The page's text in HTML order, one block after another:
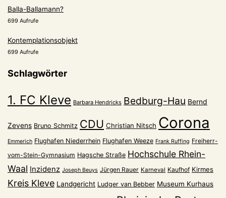
Balla-Ballamann?
699 Aufrufe
Kontemplationsobjekt
699 Aufrufe
Schlagwörter
1. FC Kleve Barbara Hendricks Bedburg-Hau Bernd
Zevens Bruno Schmitz CDU Christian Nitsch Corona
Emmerich Flughafen Niederrhein Flughafen Weeze Frank Ruffing Freiherr-
vom-Stein-Gymnasium Hagsche Straße Hochschule Rhein-
Waal Inzidenz Joseph Beuys Jürgen Rauer Karneval Kaufhof Kirmes
Kreis Kleve Landgericht Ludger van Bebber Museum Kurhaus